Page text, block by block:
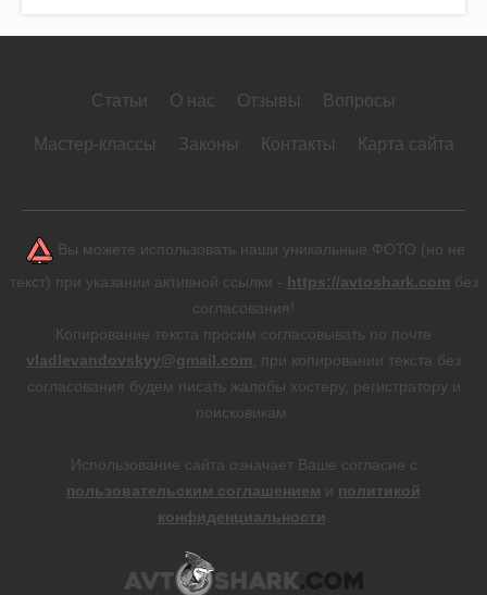
Статьи О нас Отзывы Вопросы
Мастер-классы Законы Контакты Карта сайта
Вы можете использовать наши уникальные ФОТО (но не
текст) при указании активной ссылки - https://avtoshark.com без
согласования!
Копирование текста просим согласовывать по почте
vladlevandovskyy@gmail.com , при копировании текста без
согласования будем писать жалобы хостеру, регистратору и
поисковикам.
Использование сайта означает Ваше согласие с
пользовательским соглашением и политикой
конфиденциальности